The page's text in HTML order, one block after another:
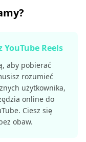
Reels
aby pobierać
rozumieć
użytkownika,
online do
Ciesz się
obaw.